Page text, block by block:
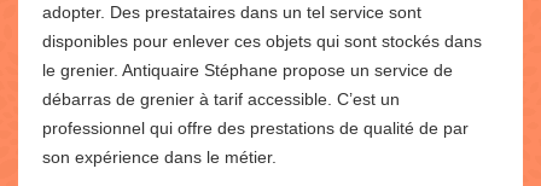
adopter. Des prestataires dans un tel service sont
disponibles pour enlever ces objets qui sont stockés dans
le grenier. Antiquaire Stéphane propose un service de
débarras de grenier à tarif accessible. C’est un
professionnel qui offre des prestations de qualité de par
son expérience dans le métier.